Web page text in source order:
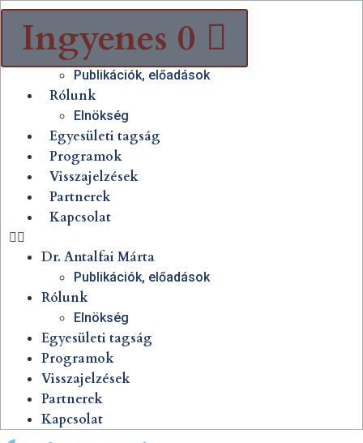
Ingyenes 0
Dr. Antalfai Márta
Publikációk, előadások
Rólunk
Elnökség
Egyesületi tagság
Programok
Visszajelzések
Partnerek
Kapcsolat
Dr. Antalfai Márta
Publikációk, előadások
Rólunk
Elnökség
Egyesületi tagság
Programok
Visszajelzések
Partnerek
Kapcsolat